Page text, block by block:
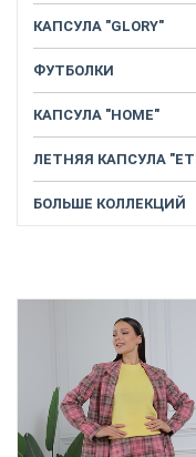
КАПСУЛА "GLORY"
ФУТБОЛКИ
КАПСУЛА "HOME"
ЛЕТНЯЯ КАПСУЛА
БОЛЬШЕ КОЛЛЕКЦИЙ